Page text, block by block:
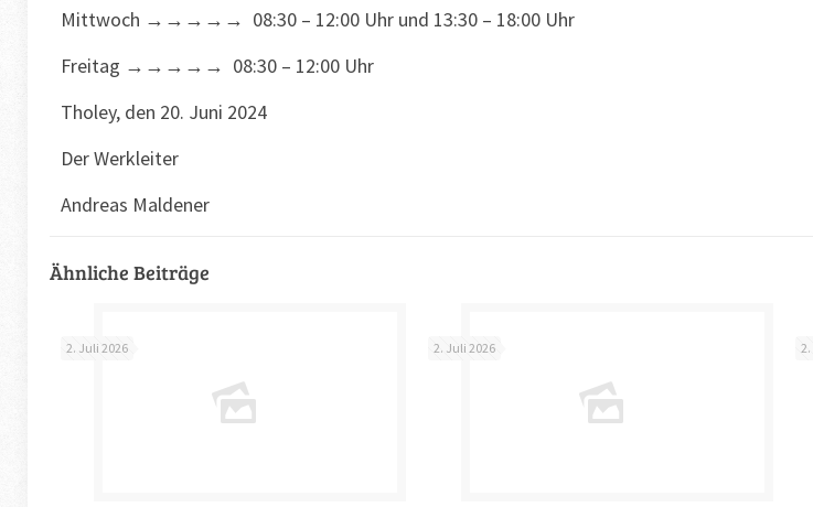
Mittwoch →→→→→ 08:30 – 12:00 Uhr und 13:30 – 18:00 Uhr
Freitag →→→→→ 08:30 – 12:00 Uhr
Tholey, den 20. Juni 2024
Der Werkleiter
Andreas Maldener
Ähnliche Beiträge
2. Juli 2026 2. Juli 2026